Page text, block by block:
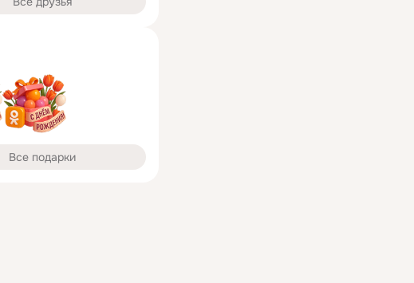
Все подарки